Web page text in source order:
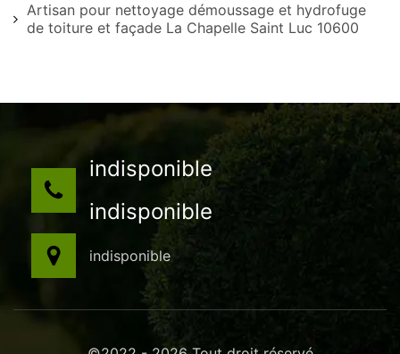
Artisan pour nettoyage démoussage et hydrofuge
de toiture et façade La Chapelle Saint Luc 10600
indisponible
indisponible
indisponible